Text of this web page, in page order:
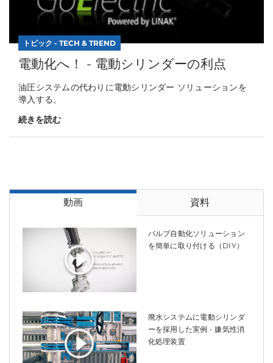
トピック - TECH & TREND
電動化へ！ - 電動シリンダーの利点
油圧システムの代わりに電動シリンダー ソリューションを
導入する。
続きを読む
動画 資料
バルブ自動化ソリューション
を簡単に取り付ける（DIY）
廃水システムに電動シリンダ
ーを採用した実例 - 嫌気性消
化処理装置